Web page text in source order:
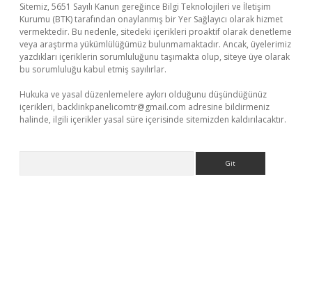
Sitemiz, 5651 Sayılı Kanun gereğince Bilgi Teknolojileri ve İletişim
Kurumu (BTK) tarafından onaylanmış bir Yer Sağlayıcı olarak hizmet
vermektedir. Bu nedenle, sitedeki içerikleri proaktif olarak denetleme
veya araştırma yükümlülüğümüz bulunmamaktadır. Ancak, üyelerimiz
yazdıkları içeriklerin sorumluluğunu taşımakta olup, siteye üye olarak
bu sorumluluğu kabul etmiş sayılırlar.
Hukuka ve yasal düzenlemelere aykırı olduğunu düşündüğünüz
içerikleri, backlinkpanelicomtr@gmail.com adresine bildirmeniz
halinde, ilgili içerikler yasal süre içerisinde sitemizden kaldırılacaktır.